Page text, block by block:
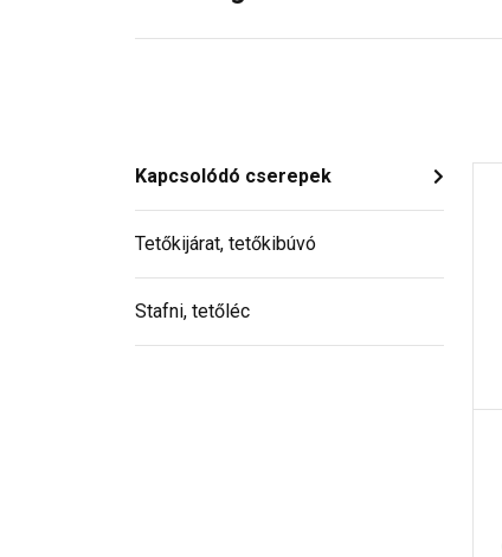
Kapcsolódó cserepek
Tetőkijárat, tetőkibúvó
Stafni, tetőléc